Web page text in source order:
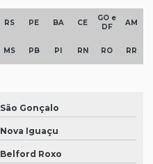
RS PE BA CE
GO e
DF
AM
MS PB PI RN RO RR
São Gonçalo
Nova Iguaçu
Belford Roxo